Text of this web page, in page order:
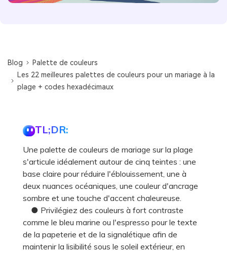
Blog
Palette de couleurs
Les 22 meilleures palettes de couleurs pour un mariage à la
plage + codes hexadécimaux
TL;DR:
Une palette de couleurs de mariage sur la plage
s'articule idéalement autour de cinq teintes : une
base claire pour réduire l'éblouissement, une à
deux nuances océaniques, une couleur d'ancrage
sombre et une touche d'accent chaleureuse.
● Privilégiez des couleurs à fort contraste
comme le bleu marine ou l'espresso pour le texte
de la papeterie et de la signalétique afin de
maintenir la lisibilité sous le soleil extérieur, en